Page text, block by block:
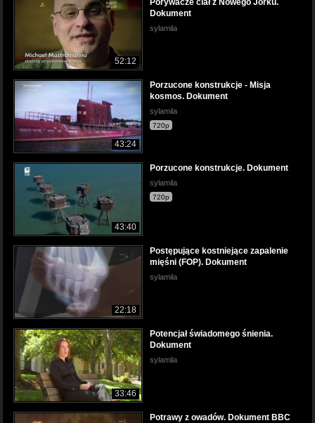
52:12
Porywacze ciał z Nowego Jorku.
Dokument
sylamila
43:24
Porzucone konstrukcje - Misja
kosmos. Dokument
sylamila
720p
43:40
Porzucone konstrukcje. Dokument
sylamila
720p
22:18
Postępujące kostniejące zapalenie
mięśni (FOP). Dokument
sylamila
33:46
Potencjał świadomego śnienia.
Dokument
sylamila
Potrawy z owadów. Dokument BBC